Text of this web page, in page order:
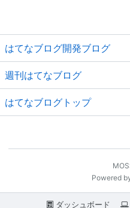
はてなブログ開発ブログ
週刊はてなブログ
はてなブログトップ
Powered
ダッシュボード